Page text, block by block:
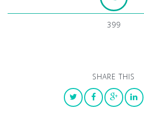
399
SHARE THIS